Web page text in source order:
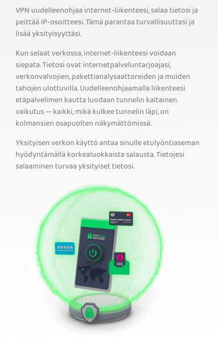
VPN uudelleenohjaa internet-liikenteesi, salaa tietosi ja
peittää IP-osoitteesi. Tämä parantaa turvallisuuttasi ja
lisää yksityisyyttäsi.
Kun selaat verkossa, internet-liikenteesi voidaan
siepata. Tietosi ovat internetpalveluntarjoajasi,
verkonvalvojien, pakettianalysaattoreiden ja muiden
tahojen ulottuvilla. Uudelleenohjaamalla liikenteesi
etäpalvelimen kautta luodaan tunnelin kaltainen
vaikutus — kaikki, mikä kulkee tunnelin läpi, on
kolmansien osapuolten näkymättömissä.
Yksityisen verkon käyttö antaa sinulle etulyöntiaseman
hyödyntämällä korkealuokkaista salausta. Tietojesi
salaaminen turvaa yksityiset tietosi.